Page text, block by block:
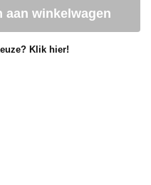
aan winkelwagen
Klik hier!